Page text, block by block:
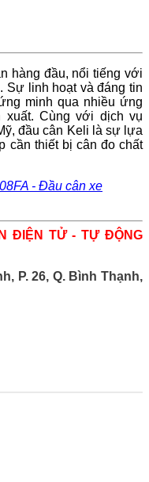
hàng đầu, nổi tiếng với
Sự linh hoạt và đáng tin
minh qua nhiều ứng
Cùng với dịch vụ
đầu cân Keli là sự lựa
cần thiết bị cân đo chất
- Đầu cân xe
ĐIỆN TỬ - TỰ ĐỘNG
P. 26, Q. Bình Thạnh,